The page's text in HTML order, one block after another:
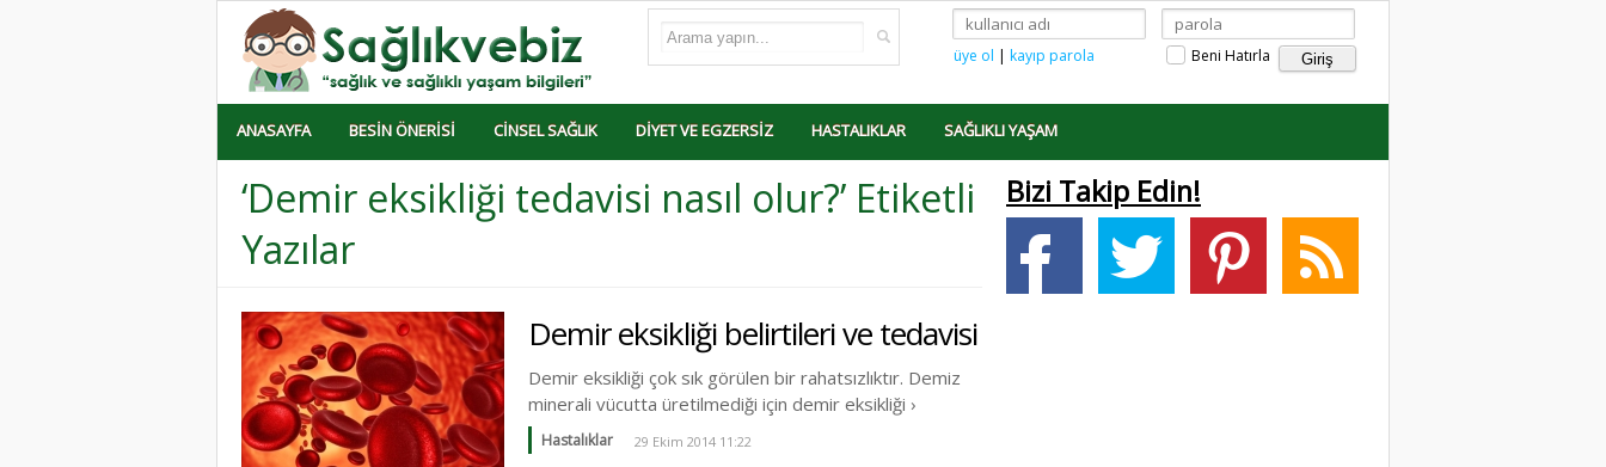
Beni Hatırla
üye ol | kayıp parola
ANASAYFA BESIN ÖNERISI CINSEL SAĞLIK DIYET VE EGZERSIZ HASTALIKLAR SAĞLIKLI YAŞAM
‘Demir eksikliği tedavisi nasıl olur?’ Etiketli
Yazılar
Demir eksikliği belirtileri ve tedavisi
Demir eksikliği çok sık görülen bir rahatsızlıktır. Demiz
minerali vücutta üretilmediği için demir eksikliği ›
Hastalıklar 29 Ekim 2014 11:22
Bizi Takip Edin!